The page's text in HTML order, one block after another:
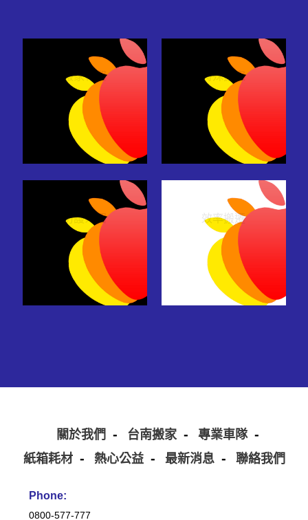
搬家花絮 特殊搬家
防護介紹 效率搬遷
關於我們 台南搬家
專業車隊
紙箱耗材
熱心公益 最新消息 聯絡我們
Phone:
0800-577-777